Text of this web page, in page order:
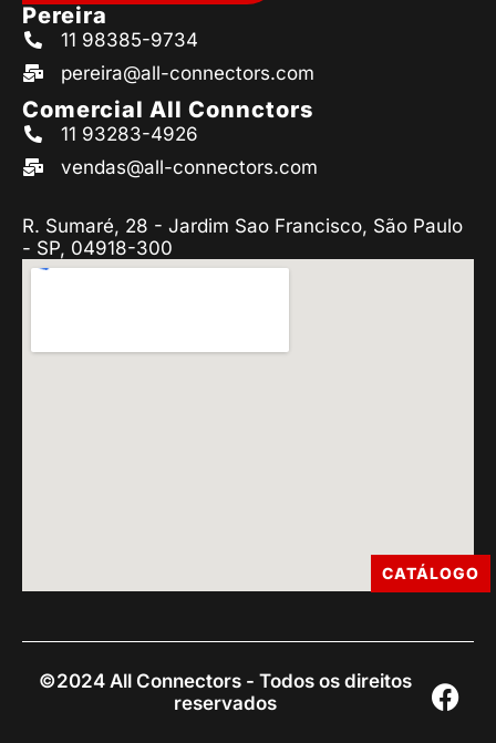
Pereira
11 98385-9734
pereira@all-connectors.com
Comercial All Connctors
11 93283-4926
vendas@all-connectors.com
R. Sumaré, 28 - Jardim Sao Francisco, São Paulo
- SP, 04918-300
©2024 All Connectors - Todos os direitos
reservados
CATÁLOGO